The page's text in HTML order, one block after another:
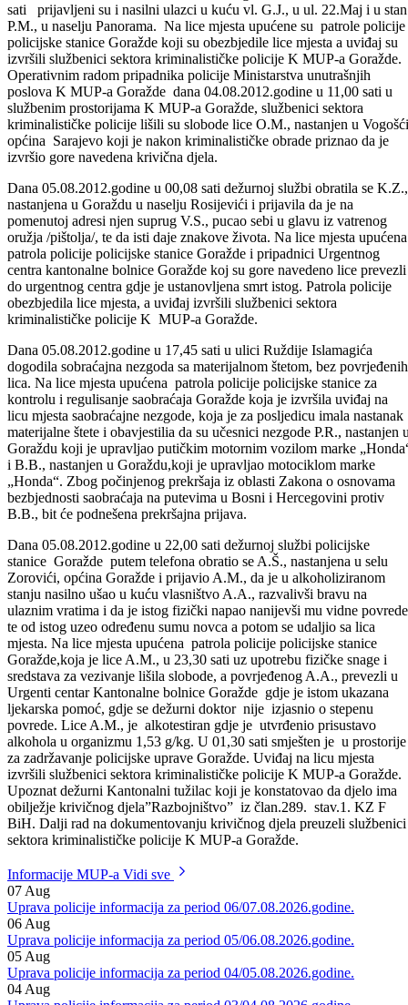
Dana 03.08.2012.godine u 10,05 sati dežurnoj službi policijske
Goražde prijavljeni su nasilni ulazci u kuću H.E., koja se nalazi u
ul.Omerhodžića u Goraždu. Također istog dana u 18,45 sati i 21,30
sati prijavljeni su i nasilni ulazci u kuću vl. G.J., u ul. 22.Maj i u stan
P.M., u naselju Panorama. Na lice mjesta upućene su patrole policije
policijske stanice Goražde koji su obezbjedile lice mjesta a uviđaj su
izvršili službenici sektora kriminalističke policije K MUP-a Goražde.
Operativnim radom pripadnika policije Ministarstva unutrašnjih
poslova K MUP-a Goražde dana 04.08.2012.godine u 11,00 sati u
službenim prostorijama K MUP-a Goražde, službenici sektora
općina Sarajevo koji je nakon kriminalističke obrade priznao da je
izvršio gore navedena krivična djela.
Dana 05.08.2012.godine u 00,08 sati dežurnoj službi obratila se K.Z.,
nastanjena u Goraždu u naselju Rosijevići i prijavila da je na
pomenutoj adresi njen suprug V.S., pucao sebi u glavu iz vatrenog
oružja /pištolja/, te da isti daje znakove života. Na lice mjesta upućena
patrola policije policijske stanice Goražde i pripadnici Urgentnog
centra kantonalne bolnice Goražde koj su gore navedeno lice prevezli
obezbjedila lice mjesta, a uviđaj izvršili službenici sektora
kriminalističke policije K MUP-a Goražde.
Dana 05.08.2012.godine u 17,45 sati u ulici Ruždije Islamagića
dogodila sobraćajna nezgoda sa materijalnom štetom, bez povrjeđenih
lica. Na lice mjesta upućena patrola policije policijske stanice za
kontrolu i regulisanje saobraćaja Goražde koja je izvršila uviđaj na
licu mjesta saobraćajne nezgode, koja je za posljedicu imala nastanak
materijalne štete i obavjestilia da su učesnici nezgode P.R., nastanjen
Goraždu koji je upravljao putičkim motornim vozilom marke
i B.B., nastanjen u Goraždu,koji je upravljao motociklom marke
bezbjednosti saobraćaja na putevima u Bosni i Hercegovini protiv
B.B., bit će podnešena prekršajna prijava.
Dana 05.08.2012.godine u 22,00 sati dežurnoj službi policijske
stanice Goražde putem telefona obratio se A.Š., nastanjena u selu
Zorovići, općina Goražde i prijavio A.M., da je u alkoholiziranom
stanju nasilno ušao u kuću vlasništvo A.A., razvalivši bravu na
ulaznim vratima i da je istog fizički napao nanijevši mu vidne
te od istog uzeo određenu sumu novca a potom se udaljio sa lica
mjesta. Na lice mjesta upućena patrola policije policijske stanice
Goražde,koja je lice A.M., u 23,30 sati uz upotrebu fizičke snage i
sredstava za vezivanje lišila slobode, a povrjeđenog A.A., prevezli u
Urgenti centar Kantonalne bolnice Goražde gdje je istom ukazana
ljekarska pomoć, gdje se dežurni doktor nije izjasnio o stepenu
povrede. Lice A.M., je alkotestiran gdje je utvrđenio prisustavo
alkohola u organizmu 1,53 g/kg. U 01,30 sati smješten je u prostorije
za zadržavanje policijske uprave Goražde. Uviđaj na licu mjesta
izvršili službenici sektora kriminalističke policije K MUP-a Goražde.
Upoznat dežurni Kantonalni tužilac koji je konstatovao da djelo ima
BiH. Dalji rad na dokumentovanju krivičnog djela preuzeli službenici
sektora kriminalističke policije K MUP-a Goražde.
Informacije MUP-a
07Aug
Uprava policije informacija za period 06/07.08.2026.godine.
06Aug
Uprava policije informacija za period 05/06.08.2026.godine.